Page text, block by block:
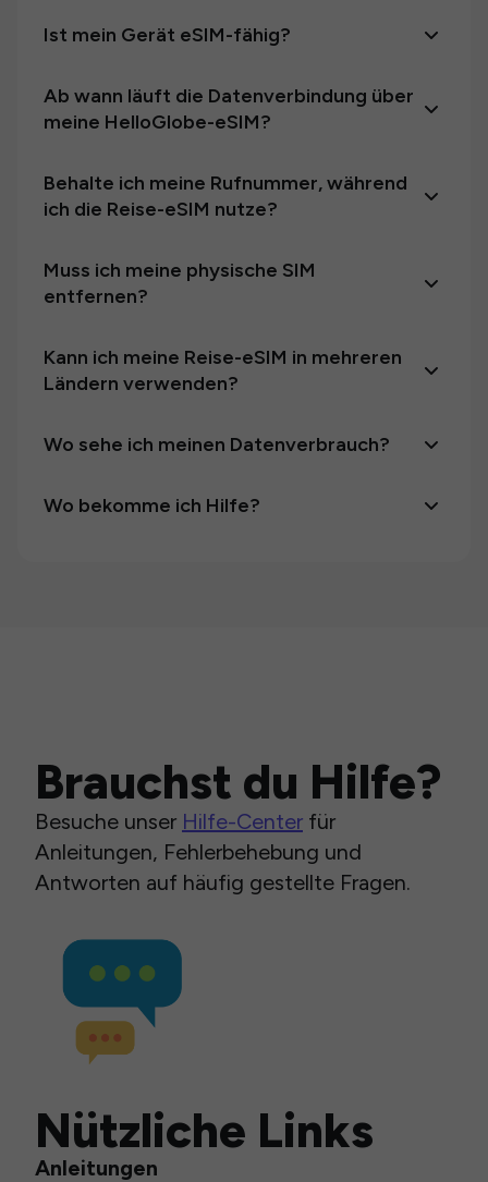
Ist mein Gerät eSIM-fähig?
Ab wann läuft die Datenverbindung über
meine HelloGlobe-eSIM?
Behalte ich meine Rufnummer, während
ich die Reise-eSIM nutze?
Muss ich meine physische SIM
entfernen?
Kann ich meine Reise-eSIM in mehreren
Ländern verwenden?
Wo sehe ich meinen Datenverbrauch?
Wo bekomme ich Hilfe?
Brauchst du Hilfe?
Besuche unser Hilfe-Center für
Anleitungen, Fehlerbehebung und
Antworten auf häufig gestellte Fragen.
Nützliche Links
Anleitungen